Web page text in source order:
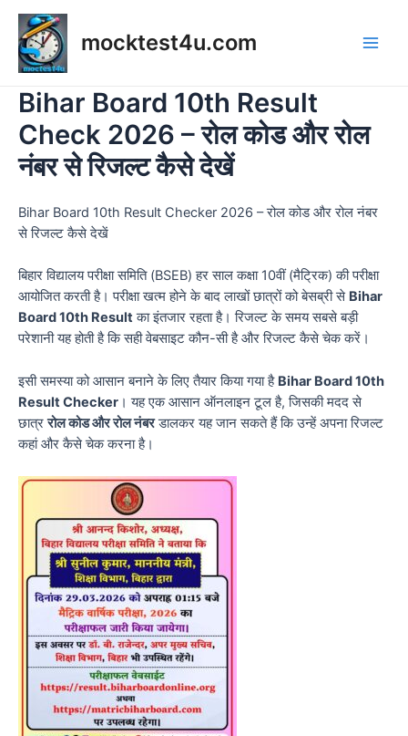
content
mocktest4u.com
Bihar Board 10th Result
Check 2026 – रोल कोड और रोल
नंबर से रिजल्ट कैसे देखें
Bihar Board 10th Result Checker 2026 – रोल कोड और रोल नंबर
से रिजल्ट कैसे देखें
बिहार विद्यालय परीक्षा समिति (BSEB) हर साल कक्षा 10वीं (मैट्रिक) की परीक्षा
आयोजित करती है। परीक्षा खत्म होने के बाद लाखों छात्रों को बेसब्री से Bihar
Board 10th Resultका इंतजार रहता है। रिजल्ट के समय सबसे बड़ी
परेशानी यह होती है कि सही वेबसाइट कौन-सी है और रिजल्ट कैसे चेक करें।
इसी समस्या को आसान बनाने के लिए तैयार किया गया है Bihar Board 10th
Result Checker । यह एक आसान ऑनलाइन टूल है, जिसकी मदद से
छात्ररोल कोड और रोल नंबरडालकर यह जान सकते हैं कि उन्हें अपना रिजल्ट
कहां और कैसे चेक करना है।